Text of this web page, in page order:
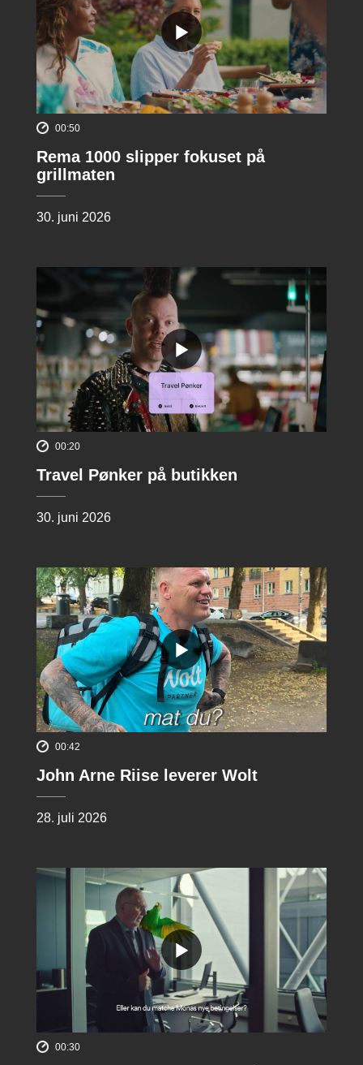
00:50
Rema 1000 slipper fokuset på
grillmaten
30. juni 2026
00:20
Travel Pønker på butikken
30. juni 2026
00:42
John Arne Riise leverer Wolt
28. juli 2026
00:30